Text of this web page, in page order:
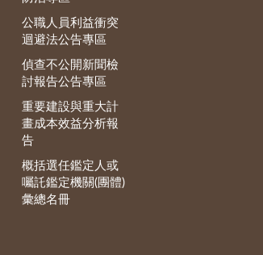
公職人員利益衝突
迴避法公告專區
偵查不公開新聞檢
討報告公告專區
重要建設與重大計
畫成本效益分析報
告
概括選任鑑定人或
囑託鑑定機關(團體)
彙總名冊